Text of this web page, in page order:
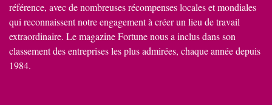
référence, avec de nombreuses récompenses locales et mondiales
qui reconnaissent notre engagement à créer un lieu de travail
extraordinaire. Le magazine Fortune nous a inclus dans son
classement des entreprises les plus admirées, chaque année depuis
1984.